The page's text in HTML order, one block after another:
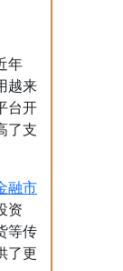
年
越来
台开
了支
融市
资
等传
了更